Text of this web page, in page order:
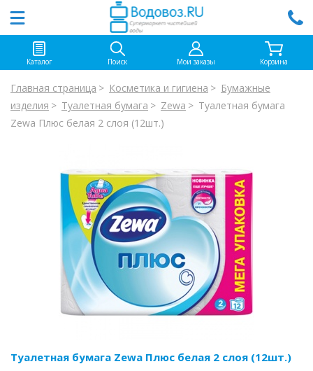
Каталог Поиск Мои заказы Корзина
Главная страница Косметика и гигиена
Бумажные
изделия
Туалетная бумага Zewa
Туалетная бумага
Zewa Плюс белая 2 слоя (12шт.)
Туалетная бумага Zewa Плюс белая 2 слоя (12шт.)